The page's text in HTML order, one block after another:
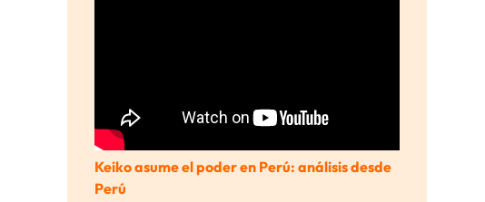
Keiko asume el poder en Perú: análisis desde
Perú